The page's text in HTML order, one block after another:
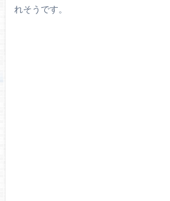
れそうです。